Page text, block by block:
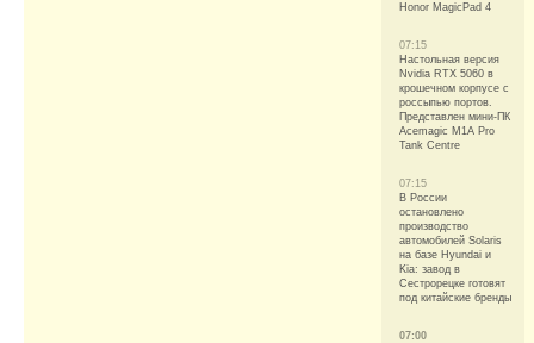
Honor MagicPad 4
07:15
Настольная версия
Nvidia RTX 5060 в
крошечном корпусе с
россыпью портов.
Представлен мини-ПК
Acemagic M1A Pro
Tank Centre
07:15
В России
остановлено
производство
автомобилей Solaris
на базе Hyundai и
Kia: завод в
Сестрорецке готовят
под китайские бренды
07:00